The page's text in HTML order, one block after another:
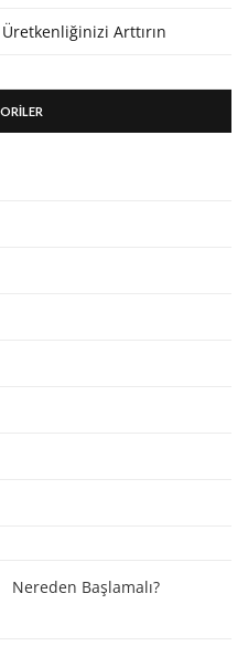
Arttırın
Nereden Başlamalı?